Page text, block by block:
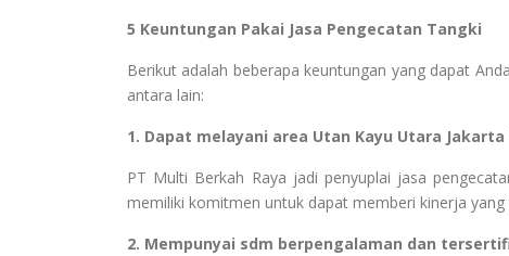
5 Keuntungan Pakai Jasa Pengecatan Tangki
Berikut adalah beberapa keuntungan yang dapat
antara lain:
1. Dapat melayani area Utan Kayu Utara
PT Multi Berkah Raya jadi penyuplai jasa
memiliki komitmen untuk dapat memberi kinerja
2. Mempunyai sdm berpengalaman dan